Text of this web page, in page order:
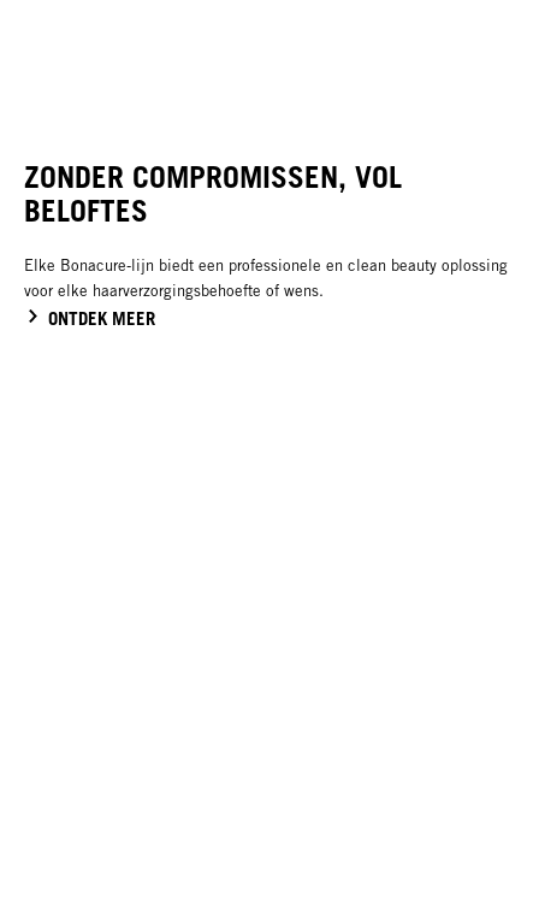
ZONDER COMPROMISSEN, VOL
BELOFTES
Elke Bonacure‑lijn biedt een professionele en clean beauty oplossing
voor elke haarverzorgingsbehoefte of wens.
ONTDEK MEER